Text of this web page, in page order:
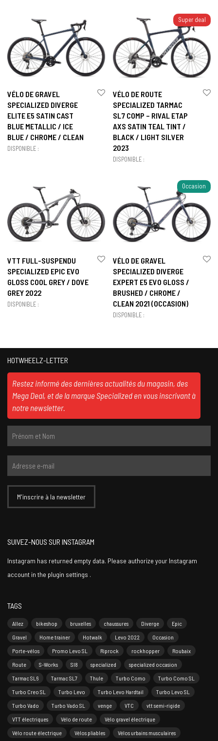
VÉLO DE GRAVEL
SPECIALIZED DIVERGE
ELITE E5 SATIN CAST
BLUE METALLIC / ICE
BLUE / CHROME / CLEAN
DISPONIBLE :
Super deal
VÉLO DE ROUTE
SPECIALIZED TARMAC
SL7 COMP – RIVAL ETAP
AXS SATIN TEAL TINT /
BLACK / LIGHT SILVER
2023
DISPONIBLE :
VTT FULL-SUSPENDU
SPECIALIZED EPIC EVO
GLOSS COOL GREY / DOVE
GREY 2022
DISPONIBLE :
Occasion
VÉLO DE GRAVEL
SPECIALIZED DIVERGE
EXPERT E5 EVO GLOSS /
BRUSHED / CHROME /
CLEAN 2021 (OCCASION)
DISPONIBLE :
HOTWHEELZ-LETTER
Restez informé des dernières actualités du magasin, des
Mega Deal, et de la marque Specialized en vous inscrivant à
notre newsletter.
SUIVEZ-NOUS SUR INSTAGRAM
Instagram has returned empty data. Please authorize your Instagram
account in the plugin settings .
TAGS
Allez bikeshop bruxelles chaussures Diverge
Epic
Gravel
Home trainer Hotwalk Levo 2022
Occasion
Porte-vélos
Promo Levo SL Riprock rockhopper
Roubaix
Route
S-Works Sl8 specialized
specialized occasion
Tarmac SL6
Tarmac SL7 Thule Turbo Como
Turbo Como SL
Turbo Creo SL
Turbo Levo Turbo Levo Hardtail
Turbo Levo SL
Turbo Vado
Turbo Vado SL venge VTC
vtt semi-rigide
VTT électriques
Vélo de route
Vélo gravel électrique
Vélo route électrique
Vélos pliables Vélos urbains musculaires